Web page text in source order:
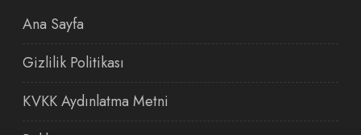
Ana Sayfa
Gizlilik Politikası
KVKK Aydınlatma Metni